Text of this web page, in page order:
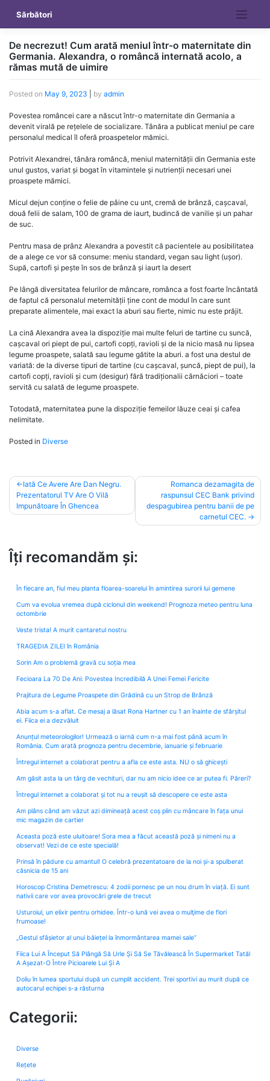
content
Sărbători
De necrezut! Cum arată meniul într-o maternitate din
Germania. Alexandra, o româncă internată acolo, a
rămas mută de uimire
Posted on May 9, 2023 by admin
Povestea româncei care a născut într-o maternitate din Germania a
devenit virală pe rețelele de socializare. Tânăra a publicat meniul pe care
personalul medical îl oferă proaspetelor mămici.
Potrivit Alexandrei, tânăra româncă, meniul maternității din Germania este
unul gustos, variat și bogat în vitamintele și nutrienții necesari unei
proaspete mămici.
Micul dejun conține o felie de pâine cu unt, cremă de brânză, cașcaval,
două felii de salam, 100 de grama de iaurt, budincă de vanilie și un pahar
de suc.
Pentru masa de prânz Alexandra a povestit că pacientele au posibilitatea
de a alege ce vor să consume: meniu standard, vegan sau light (ușor).
Supă, cartofi și pește în sos de brânză și iaurt la desert
Pe lângă diversitatea felurilor de mâncare, românca a fost foarte încântată
de faptul că personalul meternității ține cont de modul în care sunt
preparate alimentele, mai exact la aburi sau fierte, nimic nu este prăjit.
La cină Alexandra avea la dispoziție mai multe feluri de tartine cu suncă,
cașcaval ori piept de pui, cartofi copți, ravioli și de la nicio masă nu lipsea
legume proaspete, salată sau legume gătite la aburi. a fost una destul de
variată: de la diverse tipuri de tartine (cu cașcaval, șuncă, piept de pui), la
cartofi copți, ravioli și cum (desigur) fără tradiționalii cârnăciori – toate
servită cu salată de legume proaspete.
Totodată, maternitatea pune la dispoziție femeilor lăuze ceai și cafea
nelimitate.
Posted in Diverse
Post
navigation
Iată Ce Avere Are Dan Negru.
Prezentatorul TV Are O Vilă
Impunătoare În Ghencea
Romanca dezamagita de
raspunsul CEC Bank privind
despagubirea pentru banii de pe
carnetul CEC.
Îți recomandăm și:
În fiecare an, fiul meu planta floarea-soarelui în amintirea surorii lui gemene
Cum va evolua vremea după ciclonul din weekend! Prognoza meteo pentru luna
octombrie
Veste trista! A murit cantaretul nostru
TRAGEDIA ZILEI în România
Sorin Am o problemă gravă cu soția mea
Fecioara La 70 De Ani: Povestea Incredibilă A Unei Femei Fericite
Prajitura de Legume Proaspete din Grădină cu un Strop de Brânză
Abia acum s-a aflat. Ce mesaj a lăsat Rona Hartner cu 1 an înainte de sfârșitul
ei. Fiica ei a dezvăluit
Anunțul meteorologilor! Urmează o iarnă cum n-a mai fost până acum în
România. Cum arată prognoza pentru decembrie, ianuarie și februarie
Întregul internet a colaborat pentru a afla ce este asta. NU o să ghicești
Am găsit asta la un târg de vechituri, dar nu am nicio idee ce ar putea fi. Păreri?
Întregul internet a colaborat și tot nu a reușit să descopere ce este asta
Am plâns când am văzut azi dimineață acest coș plin cu mâncare în fața unui
mic magazin de cartier
Aceasta poză este uluitoare! Sora mea a făcut această poză și nimeni nu a
observat! Vezi de ce este specială!
Prinsă în pădure cu amantul! O celebră prezentatoare de la noi și-a spulberat
căsnicia de 15 ani
Horoscop Cristina Demetrescu: 4 zodii pornesc pe un nou drum în viață. Ei sunt
nativii care vor avea provocări grele de trecut
Usturoiul, un elixir pentru orhidee. Într-o lună vei avea o mulţime de flori
frumoase!
„Gestul sfâșietor al unui băiețel la înmormântarea mamei sale”
Fiica Lui A Început Să Plângă Să Urle Și Să Se Tăvălească În Supermarket Tatăl
A Așezat-O Între Picioarele Lui Și A
Doliu în lumea sportului după un cumplit accident. Trei sportivi au murit după ce
autocarul echipei s-a răsturna
Categorii:
Diverse
Rețete